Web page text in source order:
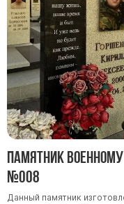
Памятник военному
№008
Данный памятник